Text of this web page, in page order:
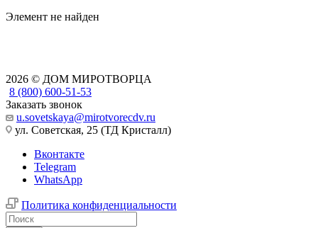
Элемент не найден
2026 © ДОМ МИРОТВОРЦА
8 (800) 600-51-53
Заказать звонок
u.sovetskaya@mirotvorecdv.ru
ул. Советская, 25 (ТД Кристалл)
Вконтакте
Telegram
WhatsApp
Политика конфиденциальности